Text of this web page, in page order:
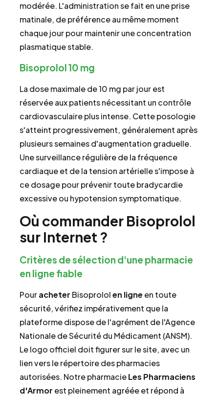
modérée. L'administration se fait en une prise
matinale, de préférence au même moment
chaque jour pour maintenir une concentration
plasmatique stable.
Bisoprolol 10 mg
La dose maximale de 10 mg par jour est
réservée aux patients nécessitant un contrôle
cardiovasculaire plus intense. Cette posologie
s'atteint progressivement, généralement après
plusieurs semaines d'augmentation graduelle.
Une surveillance régulière de la fréquence
cardiaque et de la tension artérielle s'impose à
ce dosage pour prévenir toute bradycardie
excessive ou hypotension symptomatique.
Où commander Bisoprolol
sur Internet ?
Critères de sélection d'une pharmacie
en ligne fiable
Pouracheter Bisoprololen ligne en toute
sécurité, vérifiez impérativement que la
plateforme dispose de l'agrément de l'Agence
Nationale de Sécurité du Médicament (ANSM).
Le logo officiel doit figurer sur le site, avec un
lien vers le répertoire des pharmacies
autorisées. Notre pharmacieLes Pharmaciens
d'Armor est pleinement agréée et répond à